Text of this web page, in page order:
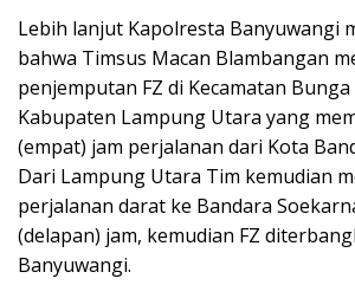
Lebih lanjut Kapolresta Banyuwangi
bahwa Timsus Macan Blambangan
penjemputan FZ di Kecamatan
Kabupaten Lampung Utara yang
(empat) jam perjalanan dari Kota
Dari Lampung Utara Tim kemudian
perjalanan darat ke Bandara
(delapan) jam, kemudian FZ
Banyuwangi.